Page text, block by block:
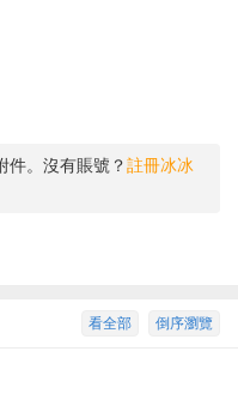
件。沒有賬號？註冊冰冰
倒序瀏覽
看全部